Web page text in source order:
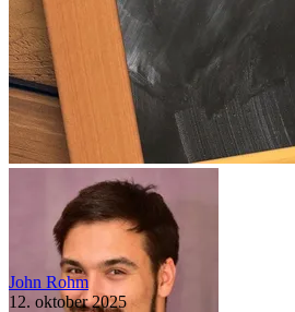
John Rohm
12. oktober 2025